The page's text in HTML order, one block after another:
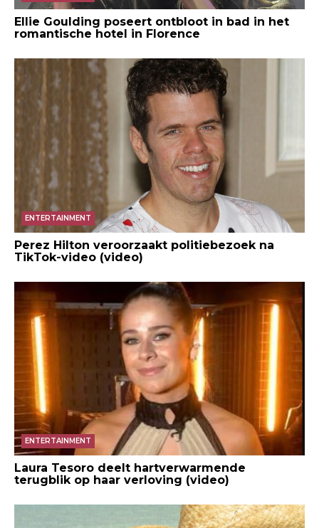
Ellie Goulding poseert ontbloot in bad in het
romantische hotel in Florence
ENTERTAINMENT
Perez Hilton veroorzaakt politiebezoek na
TikTok-video (video)
ENTERTAINMENT
Laura Tesoro deelt hartverwarmende
terugblik op haar verloving (video)